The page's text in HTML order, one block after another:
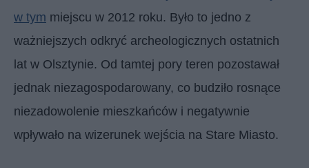
w tym miejscu w 2012 roku. Było to jedno z
ważniejszych odkryć archeologicznych ostatnich
lat w Olsztynie. Od tamtej pory teren pozostawał
jednak niezagospodarowany, co budziło rosnące
niezadowolenie mieszkańców i negatywnie
wpływało na wizerunek wejścia na Stare Miasto.